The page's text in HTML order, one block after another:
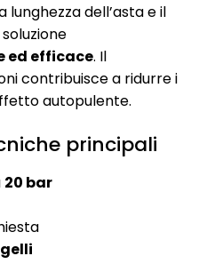
lunghezza dell’asta e il
ed efficace. Il
contribuisce a ridurre i
autopulente.
principali
20 bar